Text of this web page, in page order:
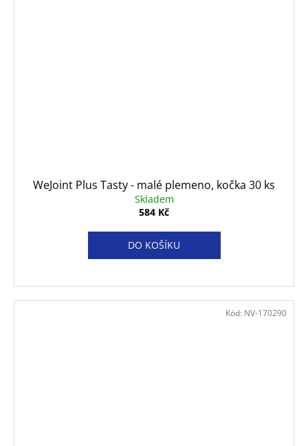
WeJoint Plus Tasty - malé plemeno, kočka 30 ks
Skladem
584 Kč
DO KOŠÍKU
Kód: NV-170290